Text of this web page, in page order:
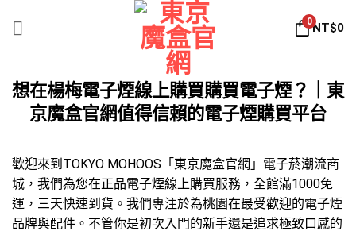
0NT$0
想在楊梅電子煙線上購買購買電子煙？｜東
京魔盒官網值得信賴的電子煙購買平台
歡迎來到TOKYO MOHOOS「 東京魔盒官網 」 電子菸潮流商
城，我們為您在正品電子煙線上購買服務，全館滿1000免
運，三天快速到貨。我們專注於為桃園在最受歡迎的電子煙
品牌與配件。不管你是初次入門的新手還是追求極致口感的